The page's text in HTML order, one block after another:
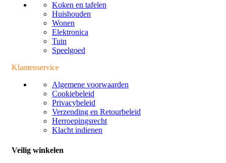
Koken en tafelen
Huishouden
Wonen
Elektronica
Tuin
Speelgoed
Klantenservice
Algemene voorwaarden
Cookiebeleid
Privacybeleid
Verzending en Retourbeleid
Herroepingsrecht
Klacht indienen
Veilig winkelen